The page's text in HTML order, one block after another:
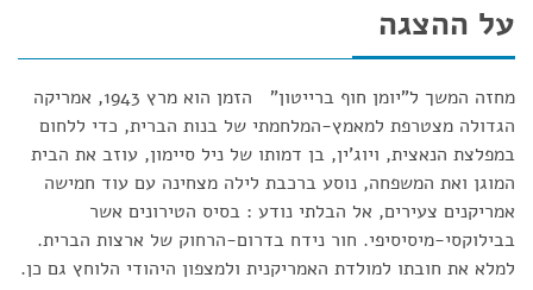
על ההצגה
מחזה המשך ל"יומן חוף ברייטון" הזמן הוא מרץ 1943, אמריקה
הגדולה מצטרפת למאמץ-המלחמתי של בנות הברית, כדי ללחום
במפלצת הנאצית, ויוג'ין, בן דמותו של ניל סיימון, עוזב את הבית
המוגן ואת המשפחה, נוסע ברכבת לילה מצחינה עם עוד חמישה
אמריקנים צעירים, אל הבלתי נודע : בסיס הטירונים אשר
בבילוקסי-מיסיסיפי. חור נידח בדרום-הרחוק של ארצות הברית.
למלא את חובתו למולדת האמריקנית ולמצפון היהודי הלוחץ גם כן.